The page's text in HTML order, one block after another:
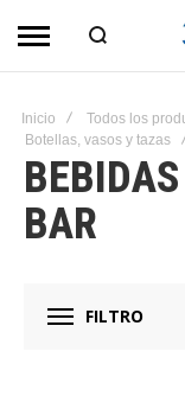
Inicio Todos los
Botellas, vasos y tazas
BAR
FILTRO